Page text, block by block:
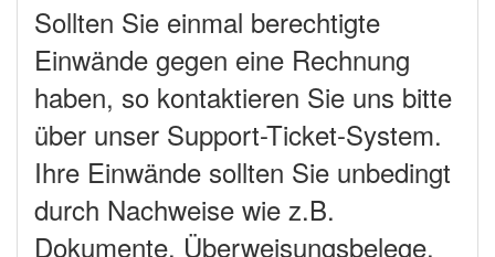
Sollten Sie einmal berechtigte
Einwände gegen eine Rechnung
haben, so kontaktieren Sie uns bitte
über unser Support-Ticket-System.
Ihre Einwände sollten Sie unbedingt
durch Nachweise wie z.B.
Dokumente, Überweisungsbelege,